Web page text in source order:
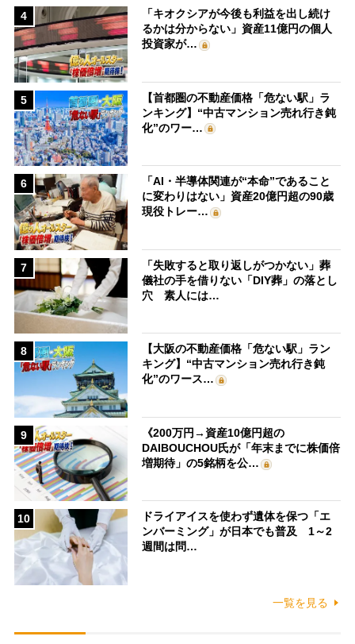
4
「キオクシアが今後も利益を出し続け
るかは分からない」資産11億円の個人
投資家が…
5
【首都圏の不動産価格「危ない駅」ラ
ンキング】“中古マンション売れ行き鈍
化”のワー…
6
「AI・半導体関連が“本命”であること
に変わりはない」資産20億円超の90歳
現役トレー…
7
「失敗すると取り返しがつかない」葬
儀社の手を借りない「DIY葬」の落とし
穴 素人には…
8
【大阪の不動産価格「危ない駅」ラン
キング】“中古マンション売れ行き鈍
化”のワース…
9
《200万円→資産10億円超の
DAIBOUCHOU氏が「年末までに株価倍
増期待」の5銘柄を公…
10
ドライアイスを使わず遺体を保つ「エ
ンバーミング」が日本でも普及 1～2
週間は問…
一覧を見る